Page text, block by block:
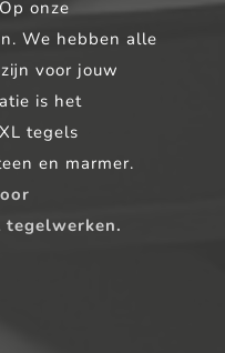
onze
We hebben alle
voor jouw
is het
tegels
en marmer.
tegelwerken.